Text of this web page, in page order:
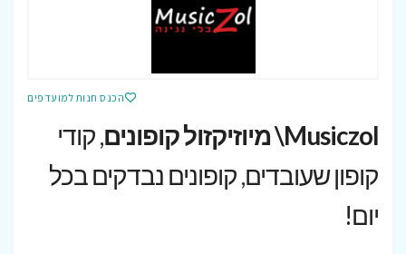
הכנס חנות למועדפים
Musiczol\ מיוזיקזול קופונים
, קודי
קופון שעובדים, קופונים נבדקים בכל
יום!